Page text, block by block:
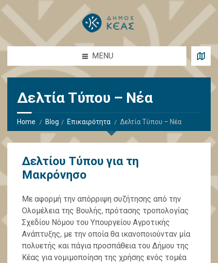
MENU
Δελτία Τύπου – Νέα
Home Blog Επικαιρότητα Δελτία Τύπου – Νέα
Δελτίου Τύπου για τη
Μακρόνησο
Με αφορμή την απόρριψη συζήτησης από την
Ολομέλεια της Βουλής, πρότασης τροπολογίας
Σχεδίου Νόμου του Υπουργείου Αγροτικής
Ανάπτυξης, με την οποία θα ικανοποιούνταν μία
πολυετής και πάγια προσπάθεια του Δήμου της
Κέας για νομιμοποίηση της χρήσης ενός τομέα